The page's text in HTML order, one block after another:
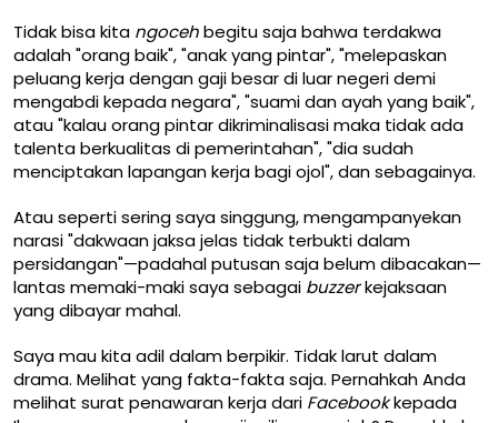
Tidak bisa kita ngocehbegitu saja bahwa terdakwa
adalah "orang baik", "anak yang pintar", "melepaskan
peluang kerja dengan gaji besar di luar negeri demi
mengabdi kepada negara", "suami dan ayah yang baik",
atau "kalau orang pintar dikriminalisasi maka tidak ada
talenta berkualitas di pemerintahan", "dia sudah
menciptakan lapangan kerja bagi ojol", dan sebagainya.
Atau seperti sering saya singgung, mengampanyekan
narasi "dakwaan jaksa jelas tidak terbukti dalam
persidangan"—padahal putusan saja belum dibacakan—
lantas memaki-maki saya sebagai buzzerkejaksaan
yang dibayar mahal.
Saya mau kita adil dalam berpikir. Tidak larut dalam
drama. Melihat yang fakta-fakta saja. Pernahkah Anda
melihat surat penawaran kerja dari Facebookkepada